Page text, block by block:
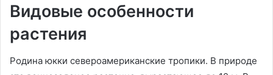
Видовые особенности
растения
Родина юкки североамериканские тропики. В природе